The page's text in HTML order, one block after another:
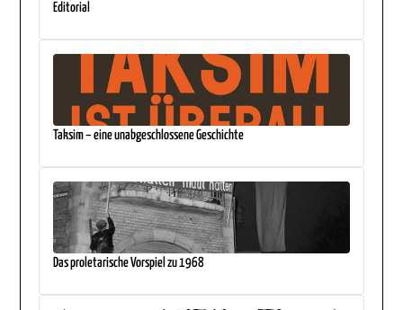
Editorial
Taksim – eine unabgeschlossene Geschichte
Das proletarische Vorspiel zu 1968